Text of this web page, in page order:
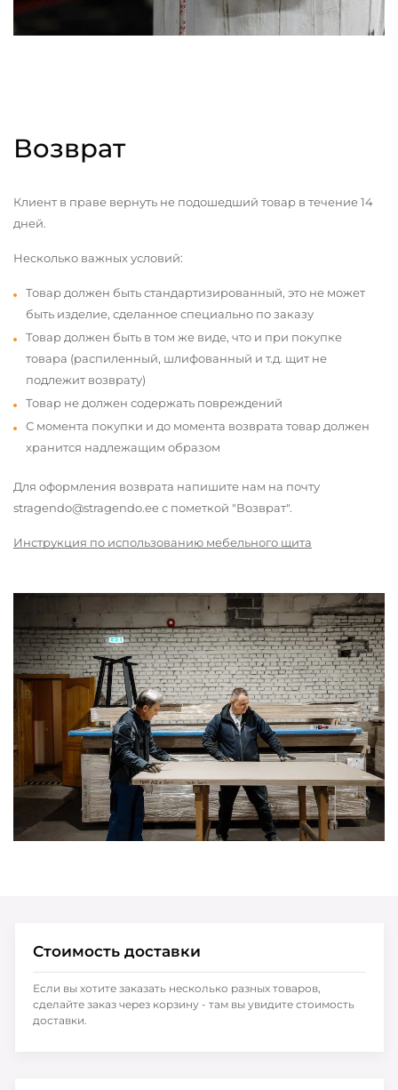
Возврат
Клиент в праве вернуть не подошедший товар в течение 14
дней.
Несколько важных условий:
Товар должен быть стандартизированный, это не может
быть изделие, сделанное специально по заказу
Товар должен быть в том же виде, что и при покупке
товара (распиленный, шлифованный и т.д. щит не
подлежит возврату)
Товар не должен содержать повреждений
С момента покупки и до момента возврата товар должен
хранится надлежащим образом
Для оформления возврата напишите нам на почту
stragendo@stragendo.ee с пометкой "Возврат".
Инструкция по использованию мебельного щита
Стоимость доставки
Если вы хотите заказать несколько разных товаров,
сделайте заказ через корзину - там вы увидите стоимость
доставки.